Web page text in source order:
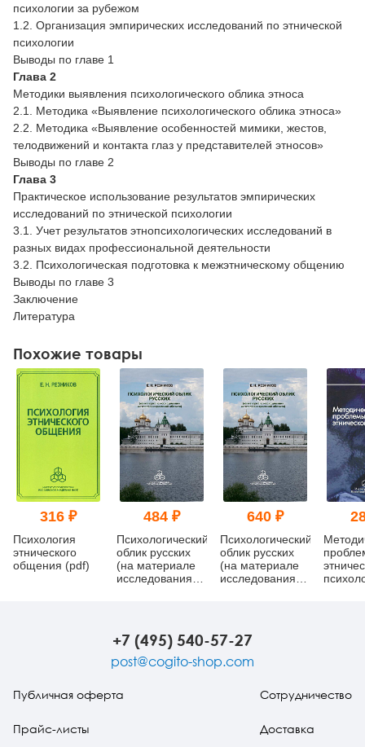
психологии за рубежом
1.2. Организация эмпирических исследований по этнической
психологии
Выводы по главе 1
Глава 2
Методики выявления психологического облика этноса
2.1. Методика «Выявление психологического облика этноса»
2.2. Методика «Выявление особенностей мимики, жестов,
телодвижений и контакта глаз у представителей этносов»
Выводы по главе 2
Глава 3
Практическое использование результатов эмпирических
исследований по этнической психологии
3.1. Учет результатов этнопсихологических исследований в
разных видах профессиональной деятельности
3.2. Психологическая подготовка к межэтническому общению
Выводы по главе 3
Заключение
Литература
Похожие товары
316 ₽
Психология
этнического
общения (pdf)
484 ₽
Психологический
облик русских
(на материале
исследования
640 ₽
Психологический
облик русских
(на материале
исследования
+7 (495) 540-57-27
post@cogito-shop.com
Публичная оферта
Прайс-листы
Сотрудничество
Доставка